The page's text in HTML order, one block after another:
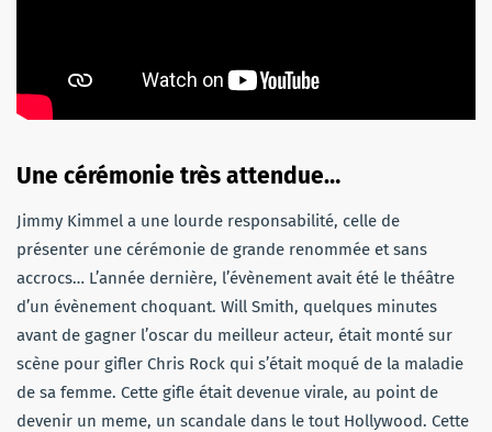
Une cérémonie très attendue…
Jimmy Kimmel a une lourde responsabilité, celle de
présenter une cérémonie de grande renommée et sans
accrocs… L’année dernière, l’évènement avait été le théâtre
d’un évènement choquant. Will Smith, quelques minutes
avant de gagner l’oscar du meilleur acteur, était monté sur
scène pour gifler Chris Rock qui s’était moqué de la maladie
de sa femme. Cette gifle était devenue virale, au point de
devenir un meme, un scandale dans le tout Hollywood. Cette